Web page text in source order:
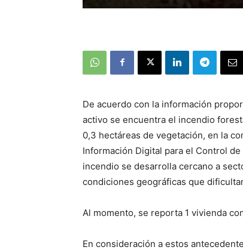
De acuerdo con la información
activo se encuentra el incendio
0,3 hectáreas de vegetación, en la
Información Digital para el Control
incendio se desarrolla cercano a
condiciones geográficas que
Al momento, se reporta 1 vivienda
En consideración a estos